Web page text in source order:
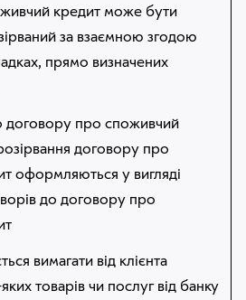
БАНК
кредит може бути
за взаємною згодою
прямо визначених
договору про споживчий
договору про
оформляються у вигляді
до договору про
вимагати від клієнта
товарів чи послуг від банку